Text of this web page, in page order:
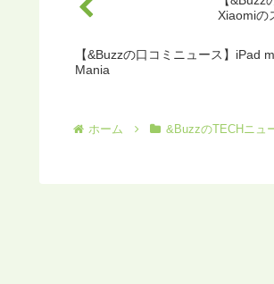
Xiaomiの
【&Buzzの口コミニュース】iPad
Mania
ホーム &BuzzのTECHニュ